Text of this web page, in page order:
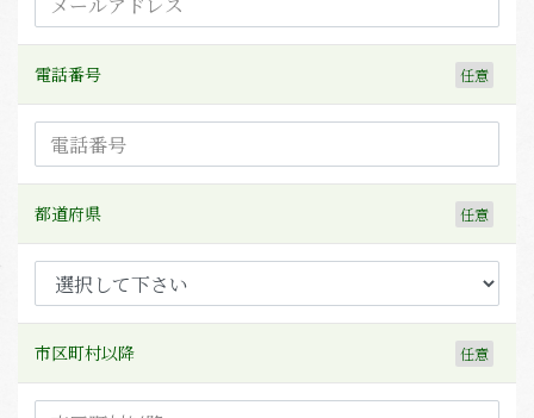
電話番号
都道府県
市区町村以降